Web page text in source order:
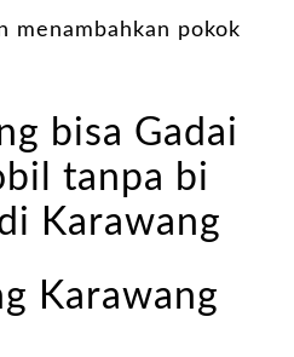
menambahkan pokok
bisa Gadai
tanpa bi
Karawang
Karawang